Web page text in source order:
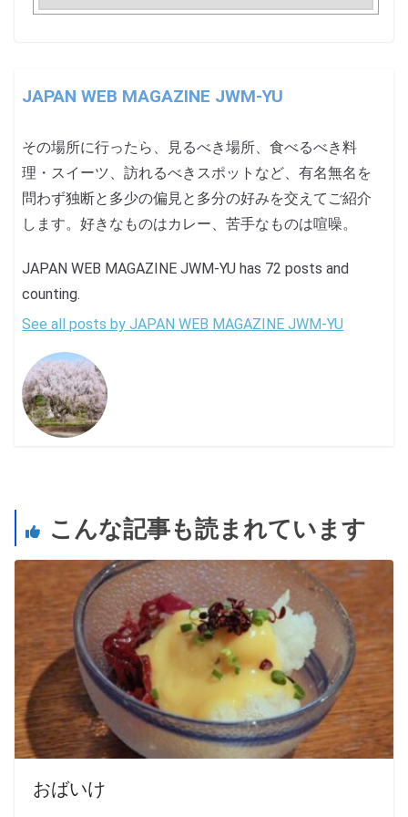
JAPAN WEB MAGAZINE JWM-YU
その場所に行ったら、見るべき場所、食べるべき料
理・スイーツ、訪れるべきスポットなど、有名無名を
問わず独断と多少の偏見と多分の好みを交えてご紹介
します。好きなものはカレー、苦手なものは喧噪。
JAPAN WEB MAGAZINE JWM-YU has 72 posts and
counting.
See all posts by JAPAN WEB MAGAZINE JWM-YU
こんな記事も読まれています
おばいけ